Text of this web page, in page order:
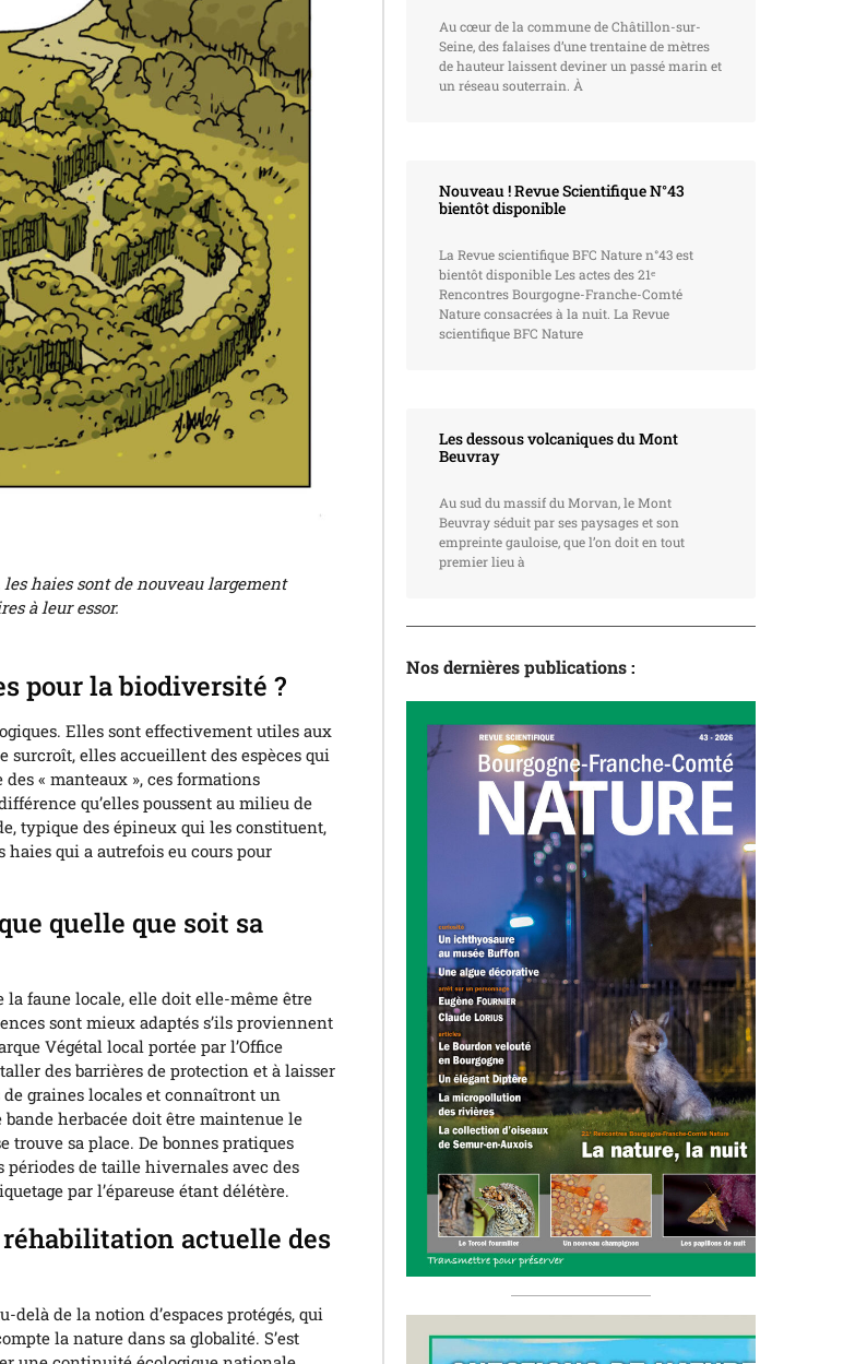
haies sont de nouveau largement
à leur essor.
pour la biodiversité ?
Elles sont effectivement utiles aux
surcroît, elles accueillent des espèces qui
« manteaux », ces formations
qu’elles poussent au milieu de
typique des épineux qui les constituent,
qui a autrefois eu cours pour
quelle que soit sa
faune locale, elle doit elle-même être
sont mieux adaptés s’ils proviennent
Végétal local portée par l’Office
des barrières de protection et à laisser
graines locales et connaîtront un
herbacée doit être maintenue le
trouve sa place. De bonnes pratiques
périodes de taille hivernales avec des
par l’épareuse étant délétère.
actuelle des
delà de la notion d’espaces protégés, qui
la nature dans sa globalité. S’est
Au cœur de la commune de Châtillon-sur-
Seine, des falaises d’une trentaine de mètres
de hauteur laissent deviner un passé marin et
un réseau souterrain. À
Nouveau ! Revue Scientifique N°43
bientôt disponible
La Revue scientifique BFC Nature n°43 est
bientôt disponible Les actes des 21ᵉ
Rencontres Bourgogne-Franche-Comté
Nature consacrées à la nuit. La Revue
scientifique BFC Nature
Les dessous volcaniques du Mont
Beuvray
Au sud du massif du Morvan, le Mont
Beuvray séduit par ses paysages et son
empreinte gauloise, que l’on doit en tout
premier lieu à
Nos dernières publications :